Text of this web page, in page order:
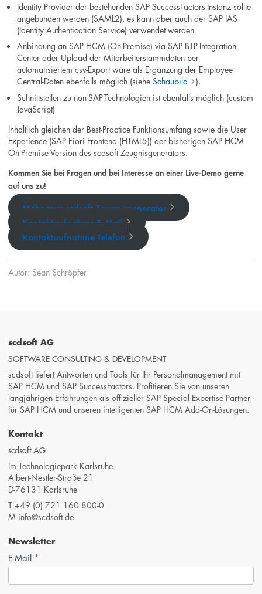
Identity Provider der bestehenden SAP SuccessFactors-Instanz sollte
angebunden werden (SAML2), es kann aber auch der SAP IAS
(Identity Authentication Service) verwendet werden
Anbindung an SAP HCM (On-Premise) via SAP BTP-Integration
Center oder Upload der Mitarbeiterstammdaten per
automatisiertem csv-Export wäre als Ergänzung der Employee
Central-Daten ebenfalls möglich (siehe Schaubild
).
Schnittstellen zu non-SAP-Technologien ist ebenfalls möglich (custom
JavaScript)
Inhaltlich gleichen der Best-Practice Funktionsumfang sowie die User
Experience (SAP Fiori Frontend (HTML5)) der bisherigen SAP HCM
On-Premise-Version des scdsoft Zeugnisgenerators.
Kommen Sie bei Fragen und bei Interesse an einer Live-Demo gerne
auf uns zu!
Mehr zum scdsoft Zeugnisgenerator
Kontaktaufnahme E-Mail
Kontaktaufnahme Telefon
Autor: Sean Schröpfer
scdsoft AG
SOFTWARE CONSULTING & DEVELOPMENT
scdsoft liefert Antworten und Tools für Ihr Personalmanagement mit
SAP HCM und SAP SuccessFactors. Profitieren Sie von unseren
langjährigen Erfahrungen als offizieller SAP Special Expertise Partner
für SAP HCM und unseren intelligenten SAP HCM Add-On-Lösungen.
Kontakt
scdsoft AG
Im Technologiepark Karlsruhe
Albert-Nestler-Straße 21
D-76131 Karlsruhe
T +49 (0) 721 160 800-0
M info@scdsoft.de
Newsletter
Newsletter-
Anmeldung
E-Mail *